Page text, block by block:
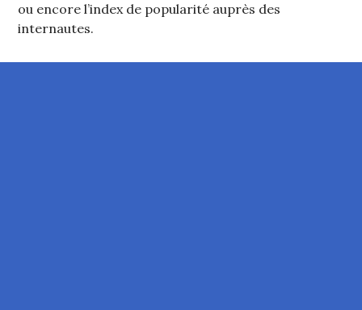
ou encore l’index de popularité auprès des
internautes.